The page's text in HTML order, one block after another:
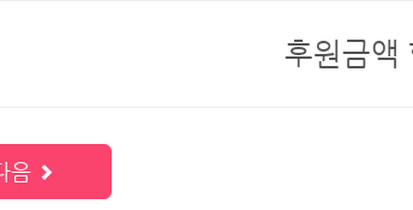
후원금액
음